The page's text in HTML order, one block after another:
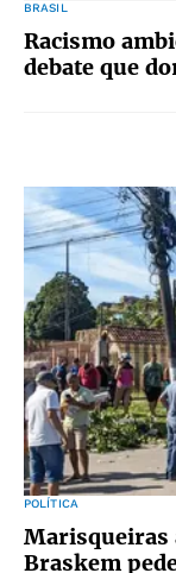
BRASIL
Racismo
debate que
POLÍTICA
Marisqueiras
Braskem